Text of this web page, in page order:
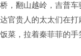
翻山越岭，吉普车
官贵人的太太们在
菜，拉着秦菲菲的